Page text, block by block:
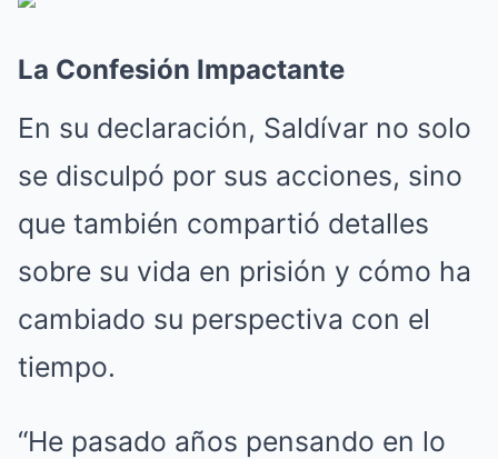
La Confesión Impactante
En su declaración, Saldívar no solo
se disculpó por sus acciones, sino
que también compartió detalles
sobre su vida en prisión y cómo ha
cambiado su perspectiva con el
tiempo.
“He pasado años pensando en lo